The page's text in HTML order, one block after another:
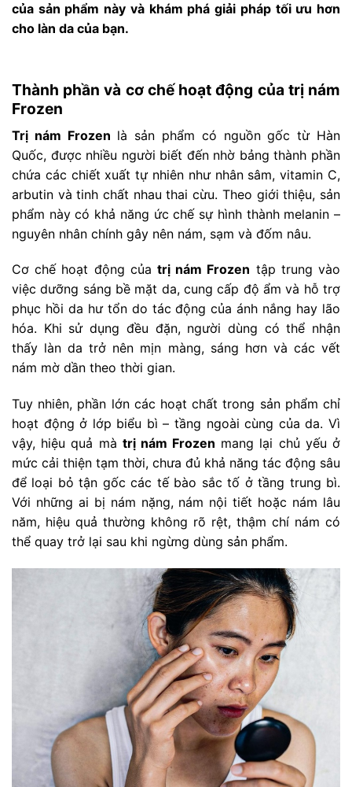
của sản phẩm này và khám phá giải pháp tối ưu hơn
cho làn da của bạn.
Thành phần và cơ chế hoạt động của trị nám
Frozen
Trị nám Frozen là sản phẩm có nguồn gốc từ Hàn
Quốc, được nhiều người biết đến nhờ bảng thành phần
chứa các chiết xuất tự nhiên như nhân sâm, vitamin C,
arbutin và tinh chất nhau thai cừu. Theo giới thiệu, sản
phẩm này có khả năng ức chế sự hình thành melanin –
nguyên nhân chính gây nên nám, sạm và đốm nâu.
Cơ chế hoạt động của trị nám Frozen tập trung vào
việc dưỡng sáng bề mặt da, cung cấp độ ẩm và hỗ trợ
phục hồi da hư tổn do tác động của ánh nắng hay lão
hóa. Khi sử dụng đều đặn, người dùng có thể nhận
thấy làn da trở nên mịn màng, sáng hơn và các vết
nám mờ dần theo thời gian.
Tuy nhiên, phần lớn các hoạt chất trong sản phẩm chỉ
hoạt động ở lớp biểu bì – tầng ngoài cùng của da. Vì
vậy, hiệu quả mà trị nám Frozen mang lại chủ yếu ở
mức cải thiện tạm thời, chưa đủ khả năng tác động sâu
để loại bỏ tận gốc các tế bào sắc tố ở tầng trung bì.
Với những ai bị nám nặng, nám nội tiết hoặc nám lâu
năm, hiệu quả thường không rõ rệt, thậm chí nám có
thể quay trở lại sau khi ngừng dùng sản phẩm.